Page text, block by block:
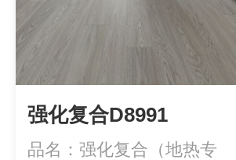
强化复合D8991
品名：强化复合（地热专